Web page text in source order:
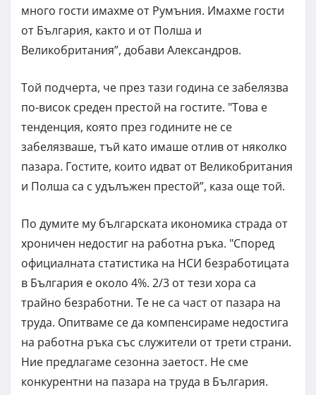
много гости имахме от Румъния. Имахме гости
от България, както и от Полша и
Великобритания”, добави Александров.
Той подчерта, че през тази година се забелязва
по-висок среден престой на гостите. "Това е
тенденция, която през годините не се
забелязваше, тъй като имаше отлив от няколко
пазара. Гостите, които идват от Великобритания
и Полша са с удълъжен престой”, каза още той.
По думите му българската икономика страда от
хроничен недостиг на работна ръка. "Според
официалната статистика на НСИ безработицата
в България е около 4%. 2/3 от тези хора са
трайно безработни. Те не са част от пазара на
труда. Опитваме се да компенсираме недостига
на работна ръка със служители от трети страни.
Ние предлагаме сезонна заетост. Не сме
конкурентни на пазара на труда в България.